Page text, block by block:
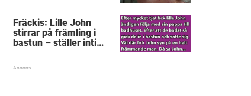
Fräckis: Lille John
stirrar på främling i
bastun – ställer intim